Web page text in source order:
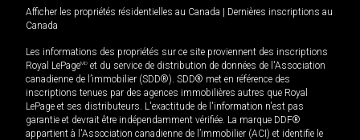
Afficher les propriétés résidentielles au Canada
Dernières inscriptions au
Canada
Les informations des propriétés sur ce site proviennent des inscriptions
Royal LePageMD et du service de distribution de données de l'Association
canadienne de l’immobilier (SDD®). SDD® met en référence des
inscriptions tenues par des agences immobilières autres que Royal
LePage et ses distributeurs. L'exactitude de l'information n'est pas
garantie et devrait être indépendamment vérifiée. La marque DDF®
appartient à l'Association canadienne de l’immobilier (ACI) et identifie le